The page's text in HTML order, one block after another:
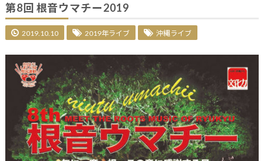
第8回 根音ウマチー2019
2019.10.10 2019年ライブ 沖縄ライブ